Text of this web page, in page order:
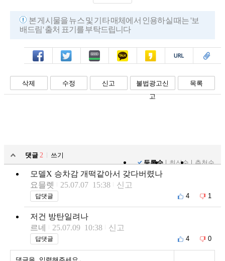
본 게시물을 뉴스 및 기타 매체에서 인용하실 때는 '보
배드림' 출처 표기를 부탁드립니다
페북 트윗 밴드 카톡 카스 복사 스크랩
삭제 수정 신고
불법광고신
고
목록
댓글 2
쓰기
등록순
최신순 추천순
모델X 승차감 개떡같아서 갖다버렸나
요믈렛
25.07.07 15:38 신고
답댓글 4 1
저건 방탄일려나
르네
25.07.09 10:38 신고
답댓글 4 0